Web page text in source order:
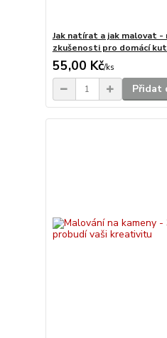
Jak natírat a jak malovat -
zkušenosti pro domácí
55,00 Kč/ks
Přidat